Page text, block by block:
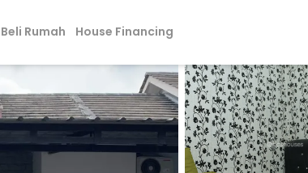
Beli Rumah House Financing